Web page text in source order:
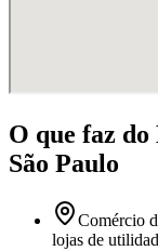
O que faz do
São Paulo
Comércio
lojas de